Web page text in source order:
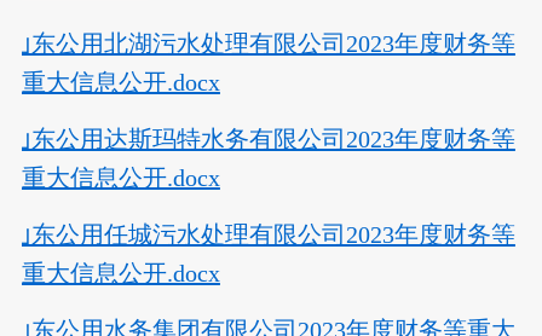
山东公用北湖污水处理有限公司2023年度财务等
重大信息公开.docx
山东公用达斯玛特水务有限公司2023年度财务等
重大信息公开.docx
山东公用任城污水处理有限公司2023年度财务等
重大信息公开.docx
山东公用水务集团有限公司2023年度财务等重大